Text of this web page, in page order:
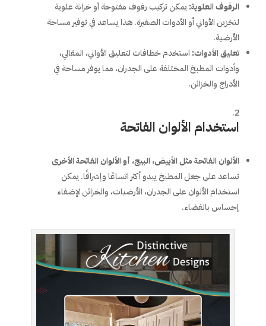
الرفوف العلوية: يمكن تركيب رفوف مفتوحة أو خزانة علوية
لتخزين الأواني أو الأدوات الصغيرة. هذا يساعد في توفير مساحة
الأرضية.
تعليق الأدوات: استخدم خطافات لتعليق الأواني، المقالي،
وأدوات المطبخ المختلفة على الجدران، مما يوفر مساحة في
الأدراج والخزائن.
استخدام الألوان الفاتحة
الألوان الفاتحة مثل الأبيض، البيج، أو الألوان الفاتحة الأخرى
تساعد على جعل المطبخ يبدو أكثر اتساعًا وإشراقًا. يمكن
استخدام الألوان على الجدران، الأرضيات، والخزائن لإضفاء
إحساس بالفضاء.